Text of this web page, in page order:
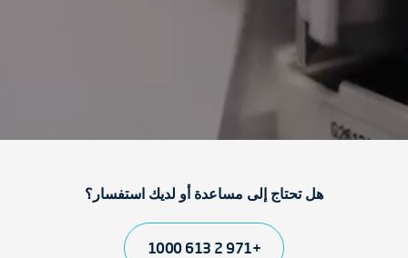
هل تحتاج إلى مساعدة أو لديك استفسار؟
+971 2 613 1000